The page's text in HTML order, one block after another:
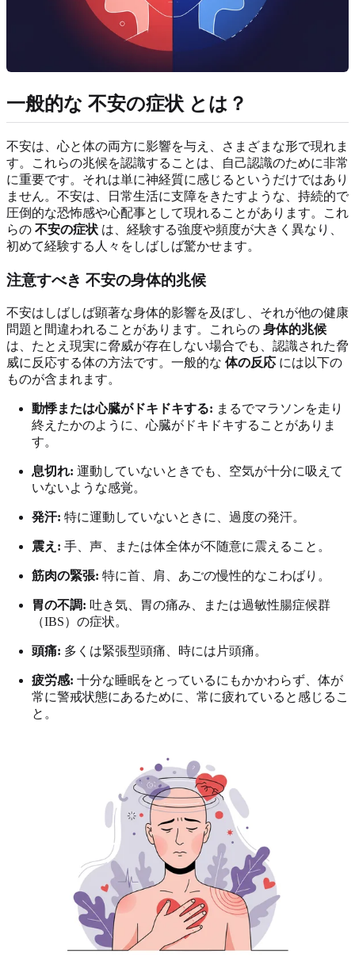
一般的な 不安の症状 とは？
不安は、心と体の両方に影響を与え、さまざまな形で現れま
す。これらの兆候を認識することは、自己認識のために非常
に重要です。それは単に神経質に感じるというだけではあり
ません。不安は、日常生活に支障をきたすような、持続的で
圧倒的な恐怖感や心配事として現れることがあります。これ
らの 不安の症状 は、経験する強度や頻度が大きく異なり、
初めて経験する人々をしばしば驚かせます。
注意すべき 不安の身体的兆候
不安はしばしば顕著な身体的影響を及ぼし、それが他の健康
問題と間違われることがあります。これらの 身体的兆候
は、たとえ現実に脅威が存在しない場合でも、認識された脅
威に反応する体の方法です。一般的な 体の反応 には以下の
ものが含まれます。
動悸または心臓がドキドキする: まるでマラソンを走り
終えたかのように、心臓がドキドキすることがありま
す。
息切れ: 運動していないときでも、空気が十分に吸えて
いないような感覚。
発汗: 特に運動していないときに、過度の発汗。
震え: 手、声、または体全体が不随意に震えること。
筋肉の緊張: 特に首、肩、あごの慢性的なこわばり。
胃の不調: 吐き気、胃の痛み、または過敏性腸症候群
（IBS）の症状。
頭痛: 多くは緊張型頭痛、時には片頭痛。
疲労感: 十分な睡眠をとっているにもかかわらず、体が
常に警戒状態にあるために、常に疲れていると感じるこ
と。